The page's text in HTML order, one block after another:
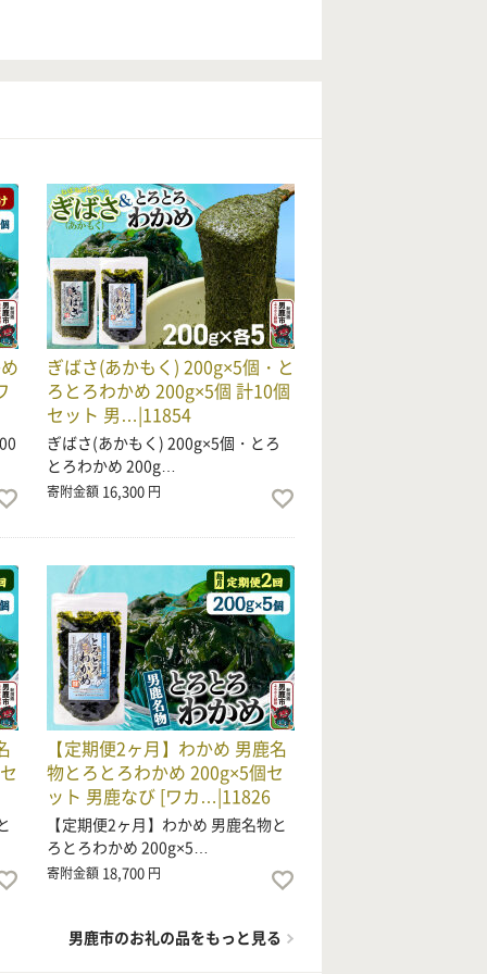
ぎばさ(あかもく) 200g×5個・と
ろとろわかめ 200g×5個 計10個
セット 男…|11854
ぎばさ(あかもく) 200g×5個・とろ
とろわかめ 200g…
寄附金額 16,300 円
【定期便2ヶ月】わかめ 男鹿名
物とろとろわかめ 200g×5個セ
ット 男鹿なび [ワカ…|11826
【定期便2ヶ月】わかめ 男鹿名物と
ろとろわかめ 200g×5…
寄附金額 18,700 円
男鹿市のお礼の品をもっと見る